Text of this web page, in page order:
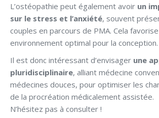
L’ostéopathie peut également avoir un
sur le stress et l’anxiété, souvent
couples en parcours de PMA. Cela
environnement optimal pour la conception.
Il est donc intéressant d’envisager une
pluridisciplinaire, alliant médecine
médecines douces, pour optimiser les
de la procréation médicalement assistée.
N’hésitez pas à consulter !